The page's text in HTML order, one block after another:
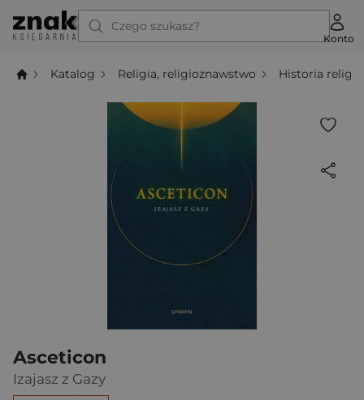
Czego szukasz?
Konto
Katalog Religia, religioznawstwo Historia religii
Asceticon
Izajasz z Gazy